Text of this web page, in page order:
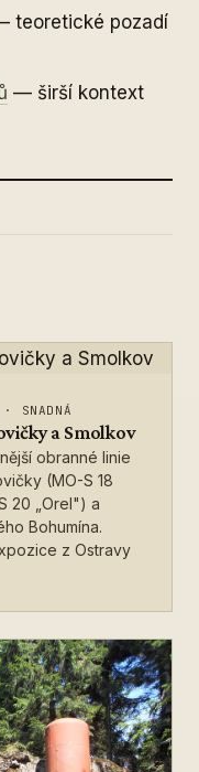
teoretické pozadí
— širší kontext
· SNADNÁ
a Smolkov
obranné linie
(MO-S 18
20 „Orel") a
Bohumína.
z Ostravy